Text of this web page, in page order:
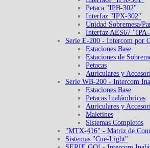
Petaca "IPB-302"
Interfaz "IPX-302"
Unidad Sobremesa/
Interfaz AES67
Serie E-200 - Intercom por
Estaciones Base
Estaciones de
Petacas
Auriculares y
Serie WB-200 - Intercom
Estaciones Base
Petacas Inalámbricas
Auriculares y
Maletines
Sistemas Completos
"MTX-416" - Matriz de
Sistemas "Cue-Light"